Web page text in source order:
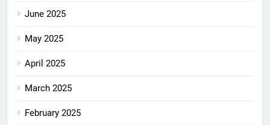
June 2025
May 2025
April 2025
March 2025
February 2025